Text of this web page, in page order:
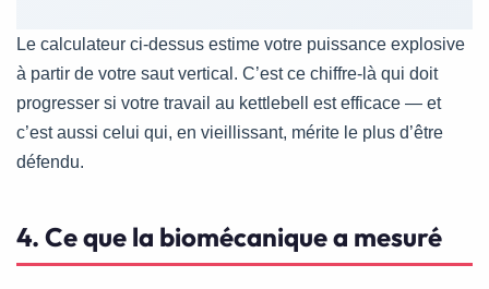
Le calculateur ci-dessus estime votre puissance explosive
à partir de votre saut vertical. C’est ce chiffre-là qui doit
progresser si votre travail au kettlebell est efficace — et
c’est aussi celui qui, en vieillissant, mérite le plus d’être
défendu.
4. Ce que la biomécanique a mesuré